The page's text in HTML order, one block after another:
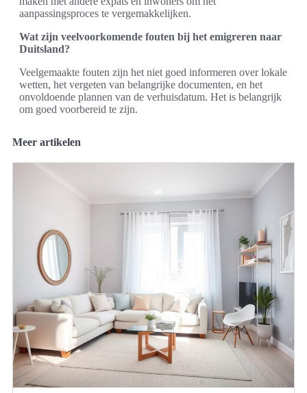
aanpassingsproces te vergemakkelijken.
Wat zijn veelvoorkomende fouten bij het emigreren naar
Duitsland?
Veelgemaakte fouten zijn het niet goed informeren over lokale
wetten, het vergeten van belangrijke documenten, en het
onvoldoende plannen van de verhuisdatum. Het is belangrijk
om goed voorbereid te zijn.
Meer artikelen